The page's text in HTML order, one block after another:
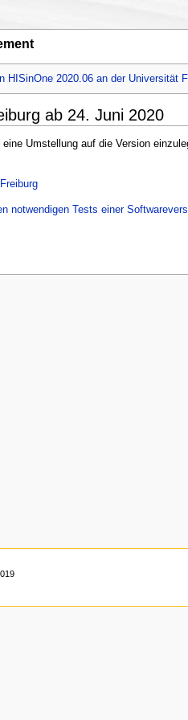
HISinOne 2020.06 an der Universität
ab 24. Juni 2020
Umstellung auf die Version
notwendigen Tests einer